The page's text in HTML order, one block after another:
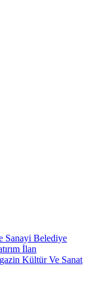
Sanayi Belediye
İlan
Kültür Ve Sanat